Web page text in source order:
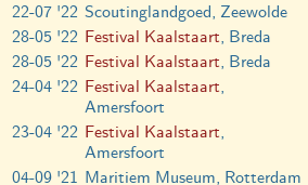
22-07 '22 Scoutinglandgoed, Zeewolde
28-05 '22 Festival Kaalstaart, Breda
28-05 '22 Festival Kaalstaart, Breda
24-04 '22 Festival Kaalstaart,
Amersfoort
23-04 '22 Festival Kaalstaart,
Amersfoort
04-09 '21 Maritiem Museum, Rotterdam